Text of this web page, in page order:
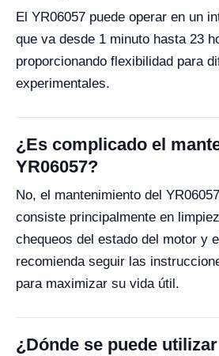
El YR06057 puede operar en un
que va desde 1 minuto hasta 23
proporcionando flexibilidad para
experimentales.
¿Es complicado el
YR06057?
No, el mantenimiento del
consiste principalmente en
chequeos del estado del motor y
recomienda seguir las
para maximizar su vida útil.
¿Dónde se puede